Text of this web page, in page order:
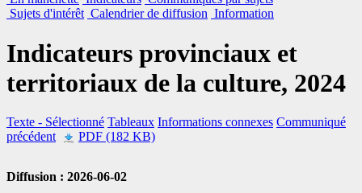
Sujets d'intérêt Calendrier de diffusion Information
Indicateurs provinciaux et
territoriaux de la culture, 2024
Texte - Sélectionné Tableaux Informations connexes Communiqué
précédent
PDF (182 KB)
Diffusion : 2026-06-02